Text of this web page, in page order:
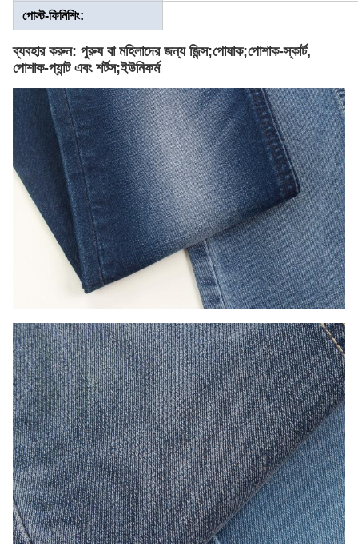
পোস্ট-ফিনিশিং:
ব্যবহার করুন: পুরুষ বা মহিলাদের জন্য জিন্স;পোষাক;পোশাক-স্কার্ট,
পোশাক-প্যান্ট এবং শর্টস;ইউনিফর্ম